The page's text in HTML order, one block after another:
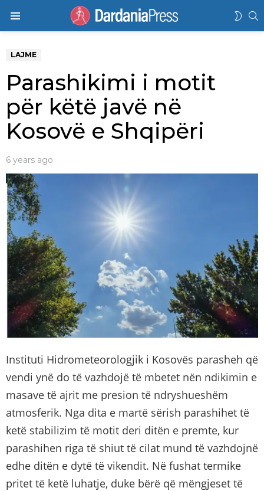
LAJME
Parashikimi i motit
për këtë javë në
Kosovë e Shqipëri
6 years ago
Instituti Hidrometeorologjik i Kosovës parasheh që
vendi ynë do të vazhdojë të mbetet nën ndikimin e
masave të ajrit me presion të ndryshueshëm
atmosferik. Nga dita e martë sërish parashihet të
ketë stabilizim të motit deri ditën e premte, kur
parashihen riga të shiut të cilat mund të vazhdojnë
edhe ditën e dytë të vikendit. Në fushat termike
pritet të ketë luhatje, duke bërë që mëngjeset të